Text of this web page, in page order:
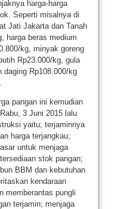
harga-harga
Seperti misalnya di
Jati Jakarta dan Tanah
harga beras medium
kg, minyak goreng
Rp23.000/kg, gula
daging Rp108.000/kg
pangan ini kemudian
3 Juni 2015 lalu
yaitu; terjaminnya
harga terjangkau;
untuk menjaga
stok pangan;
BBM dan kebutuhan
kendaraan
memberantas pungli
terjamin; menjaga